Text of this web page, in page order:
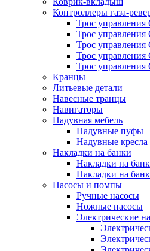
Контроллеры газа-
Трос управления
Трос управления
Трос
Трос управления
Трос управления
Кранцы
Литьевые детали
Навесные транцы
Навигаторы
Надувная мебель
Надувные пуфы
Надувные кресла
Накладки на банки
Накладки на
Накладки на
Насосы и помпы
Ручные насосы
Ножные насосы
Электрические